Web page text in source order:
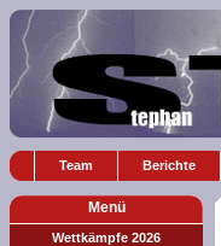
Team Berichte
Menü
Wettkämpfe 2026